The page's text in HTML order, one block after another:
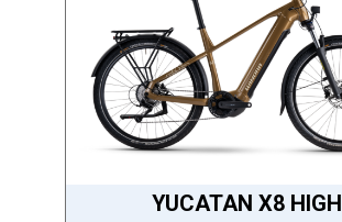
YUCATAN X8 HIGH